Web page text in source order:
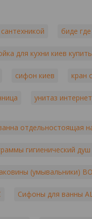
биде
для кухни киев купить
сифон киев кран
унитаз
отдельностоящая
гигиенический душ
(умывальники)
Сифоны для ванны